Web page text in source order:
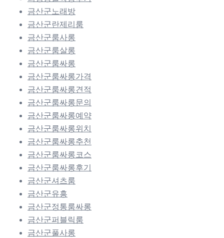
금산군노래방
금산군란제리룸
금산군룸사롱
금산군룸살롱
금산군룸싸롱
금산군룸싸롱가격
금산군룸싸롱견적
금산군룸싸롱문의
금산군룸싸롱예약
금산군룸싸롱위치
금산군룸싸롱추천
금산군룸싸롱코스
금산군룸싸롱후기
금산군셔츠룸
금산군유흥
금산군정통룸싸롱
금산군퍼블릭룸
금산군풀사롱